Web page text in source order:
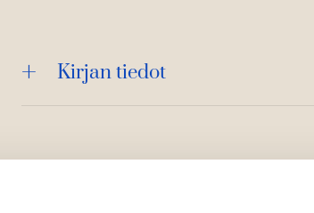
Kirjan tiedot